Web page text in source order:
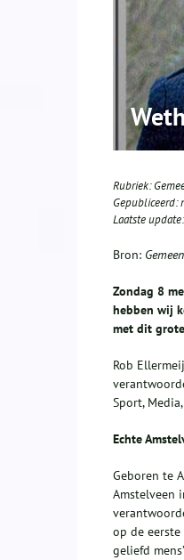
Rubriek:
Gepubliceerd:
Laatste update:
Bron:
Zondag 8
hebben wij
met dit
Rob
Sport,
Echte
Geboren te
Amstelveen
op de
geliefd